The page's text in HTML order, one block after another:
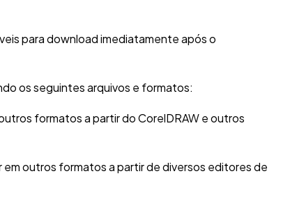
para download imediatamente após o
os seguintes arquivos e formatos:
formatos a partir do CorelDRAW e outros
em outros formatos a partir de diversos editores de